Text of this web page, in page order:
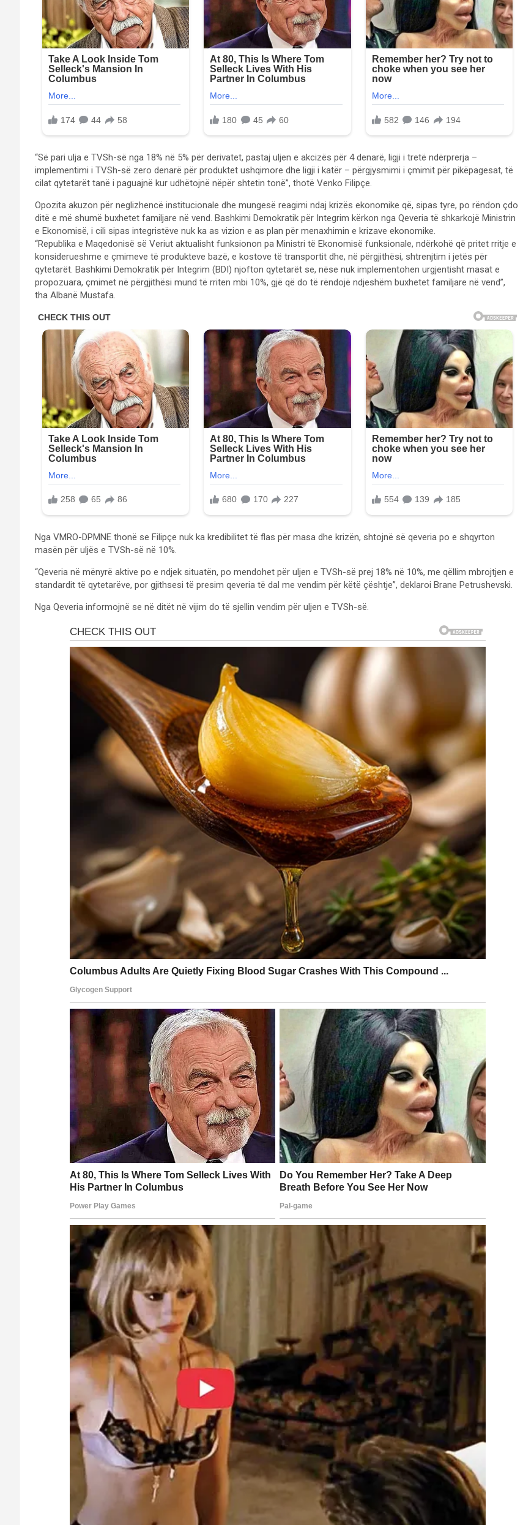
“Së pari ulja e TVSh-së nga 18% në 5% për derivatet, pastaj uljen e akcizës për 4 denarë, ligji i tretë ndërprerja –
implementimi i TVSh-së zero denarë për produktet ushqimore dhe ligji i katër – përgjysmimi i çmimit për pikëpagesat, të
cilat qytetarët tanë i paguajnë kur udhëtojnë nëpër shtetin tonë”, thotë Venko Filipçe.
Opozita akuzon për neglizhencë institucionale dhe mungesë reagimi ndaj krizës ekonomike që, sipas tyre, po rëndon çdo
ditë e më shumë buxhetet familjare në vend. Bashkimi Demokratik për Integrim kërkon nga Qeveria të shkarkojë Ministrin
e Ekonomisë, i cili sipas integristëve nuk ka as vizion e as plan për menaxhimin e krizave ekonomike.
“Republika e Maqedonisë së Veriut aktualisht funksionon pa Ministri të Ekonomisë funksionale, ndërkohë që pritet rritje e
konsiderueshme e çmimeve të produkteve bazë, e kostove të transportit dhe, në përgjithësi, shtrenjtim i jetës për
qytetarët. Bashkimi Demokratik për Integrim (BDI) njofton qytetarët se, nëse nuk implementohen urgjentisht masat e
propozuara, çmimet në përgjithësi mund të rriten mbi 10%, gjë që do të rëndojë ndjeshëm buxhetet familjare në vend”,
tha Albanë Mustafa.
Nga VMRO-DPMNE thonë se Filipçe nuk ka kredibilitet të flas për masa dhe krizën, shtojnë së qeveria po e shqyrton
masën për uljës e TVSh-së në 10%.
“Qeveria në mënyrë aktive po e ndjek situatën, po mendohet për uljen e TVSh-së prej 18% në 10%, me qëllim mbrojtjen e
standardit të qytetarëve, por gjithsesi të presim qeveria të dal me vendim për këtë çështje”, deklaroi Brane Petrushevski.
Nga Qeveria informojnë se në ditët në vijim do të sjellin vendim për uljen e TVSh-së.